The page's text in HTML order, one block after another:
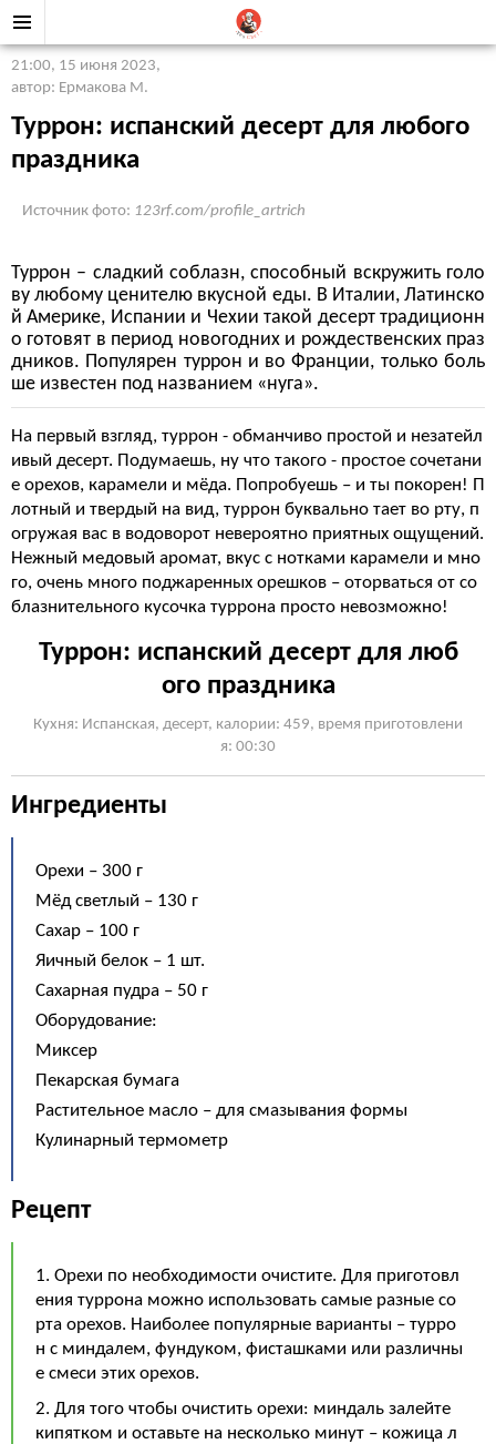
21:00, 15 июня 2023,
автор: Ермакова М.
Туррон: испанский десерт для любого
праздника
Источник фото: 123rf.com/profile_artrich
Туррон – сладкий соблазн, способный вскружить голо
ву любому ценителю вкусной еды. В Италии, Латинско
й Америке, Испании и Чехии такой десерт традиционн
о готовят в период новогодних и рождественских праз
дников. Популярен туррон и во Франции, только боль
ше известен под названием «нуга».
На первый взгляд, туррон - обманчиво простой и незатейл
ивый десерт. Подумаешь, ну что такого - простое сочетани
е орехов, карамели и мёда. Попробуешь – и ты покорен! П
лотный и твердый на вид, туррон буквально тает во рту, п
огружая вас в водоворот невероятно приятных ощущений.
Нежный медовый аромат, вкус с нотками карамели и мно
го, очень много поджаренных орешков – оторваться от со
блазнительного кусочка туррона просто невозможно!
Туррон: испанский десерт для люб
ого праздника
Кухня: Испанская, десерт, калории: 459, время приготовлени
я: 00:30
Ингредиенты
Орехи – 300 г
Мёд светлый – 130 г
Сахар – 100 г
Яичный белок – 1 шт.
Сахарная пудра – 50 г
Оборудование:
Миксер
Пекарская бумага
Растительное масло – для смазывания формы
Кулинарный термометр
Рецепт
1. Орехи по необходимости очистите. Для приготовл
ения туррона можно использовать самые разные со
рта орехов. Наиболее популярные варианты – турро
н с миндалем, фундуком, фисташками или различны
е смеси этих орехов.
2. Для того чтобы очистить орехи: миндаль залейте
кипятком и оставьте на несколько минут – кожица л